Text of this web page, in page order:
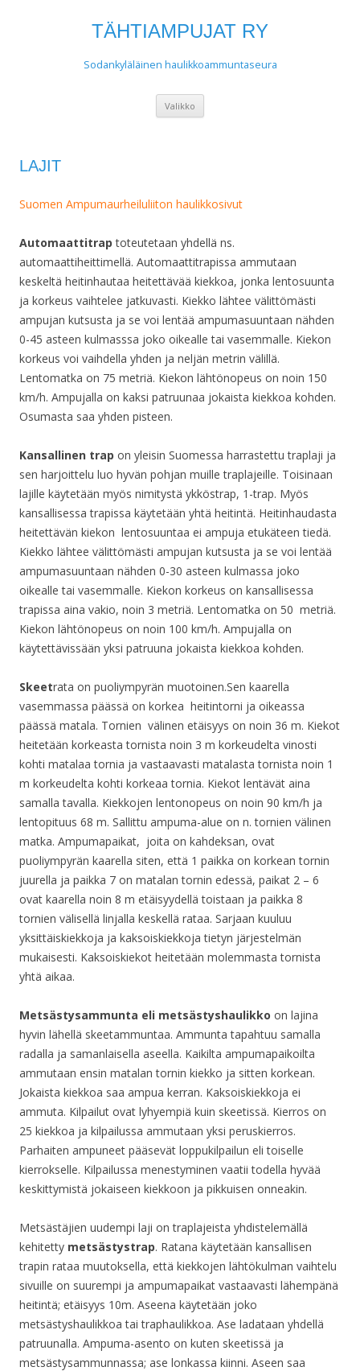
TÄHTIAMPUJAT RY
Sodankyläläinen haulikkoammuntaseura
Valikko
LAJIT
Suomen Ampumaurheiluliiton haulikkosivut
Automaattitrap toteutetaan yhdellä ns.
automaattiheittimellä. Automaattitrapissa ammutaan
keskeltä heitinhautaa heitettävää kiekkoa, jonka lentosuunta
ja korkeus vaihtelee jatkuvasti. Kiekko lähtee välittömästi
ampujan kutsusta ja se voi lentää ampumasuuntaan nähden
0-45 asteen kulmasssa joko oikealle tai vasemmalle. Kiekon
korkeus voi vaihdella yhden ja neljän metrin välillä.
Lentomatka on 75 metriä. Kiekon lähtönopeus on noin 150
km/h. Ampujalla on kaksi patruunaa jokaista kiekkoa kohden.
Osumasta saa yhden pisteen.
Kansallinen trap on yleisin Suomessa harrastettu traplaji ja
sen harjoittelu luo hyvän pohjan muille traplajeille. Toisinaan
lajille käytetään myös nimitystä ykköstrap, 1-trap. Myös
kansallisessa trapissa käytetään yhtä heitintä. Heitinhaudasta
heitettävän kiekon lentosuuntaa ei ampuja etukäteen tiedä.
Kiekko lähtee välittömästi ampujan kutsusta ja se voi lentää
ampumasuuntaan nähden 0-30 asteen kulmassa joko
oikealle tai vasemmalle. Kiekon korkeus on kansallisessa
trapissa aina vakio, noin 3 metriä. Lentomatka on 50 metriä.
Kiekon lähtönopeus on noin 100 km/h. Ampujalla on
käytettävissään yksi patruuna jokaista kiekkoa kohden.
Skeetrata on puoliympyrän muotoinen.Sen kaarella
vasemmassa päässä on korkea heitintorni ja oikeassa
päässä matala. Tornien välinen etäisyys on noin 36 m. Kiekot
heitetään korkeasta tornista noin 3 m korkeudelta vinosti
kohti matalaa tornia ja vastaavasti matalasta tornista noin 1
m korkeudelta kohti korkeaa tornia. Kiekot lentävät aina
samalla tavalla. Kiekkojen lentonopeus on noin 90 km/h ja
lentopituus 68 m. Sallittu ampuma-alue on n. tornien välinen
matka. Ampumapaikat, joita on kahdeksan, ovat
puoliympyrän kaarella siten, että 1 paikka on korkean tornin
juurella ja paikka 7 on matalan tornin edessä, paikat 2 – 6
ovat kaarella noin 8 m etäisyydellä toistaan ja paikka 8
tornien välisellä linjalla keskellä rataa. Sarjaan kuuluu
yksittäiskiekkoja ja kaksoiskiekkoja tietyn järjestelmän
mukaisesti. Kaksoiskiekot heitetään molemmasta tornista
yhtä aikaa.
Metsästysammunta eli metsästyshaulikko on lajina
hyvin lähellä skeetammuntaa. Ammunta tapahtuu samalla
radalla ja samanlaisella aseella. Kaikilta ampumapaikoilta
ammutaan ensin matalan tornin kiekko ja sitten korkean.
Jokaista kiekkoa saa ampua kerran. Kaksoiskiekkoja ei
ammuta. Kilpailut ovat lyhyempiä kuin skeetissä. Kierros on
25 kiekkoa ja kilpailussa ammutaan yksi peruskierros.
Parhaiten ampuneet pääsevät loppukilpailun eli toiselle
kierrokselle. Kilpailussa menestyminen vaatii todella hyvää
keskittymistä jokaiseen kiekkoon ja pikkuisen onneakin.
Metsästäjien uudempi laji on traplajeista yhdistelemällä
kehitetty metsästystrap. Ratana käytetään kansallisen
trapin rataa muutoksella, että kiekkojen lähtökulman vaihtelu
sivuille on suurempi ja ampumapaikat vastaavasti lähempänä
heitintä; etäisyys 10m. Aseena käytetään joko
metsästyshaulikkoa tai traphaulikkoa. Ase ladataan yhdellä
patruunalla. Ampuma-asento on kuten skeetissä ja
metsästysammunnassa; ase lonkassa kiinni. Aseen saa